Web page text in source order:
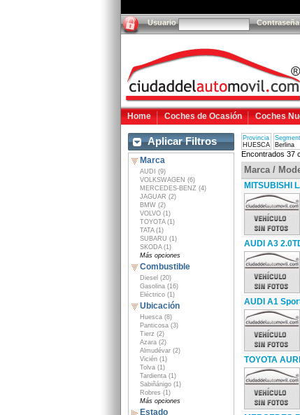
Usuario Contraseña
Home Coches de Ocasión Coches
Aplicar Filtros
Marca
AUDI (9)
VOLKSWAGEN (6)
MERCEDES-BENZ (4)
JAGUAR (2)
BMW (2)
VOLVO (1)
TOYOTA (1)
TATA (1)
SUBARU (1)
SKODA (1)
Más opciones
Combustible
Diesel (20)
Gasolina (16)
Eléctrico (1)
Ubicación
Huesca (8)
Panticosa (3)
Tierz (2)
Azara (2)
Almudévar (2)
Vicién (1)
Tolva (1)
Tardienta (1)
Sabiñánigo (1)
Robres (1)
Más opciones
Estado
Provincia
HUESCA
Berlina
Encontrados 37
Marca /
MITSUBISHI
AUDI A3
AUDI A1
TOYOTA